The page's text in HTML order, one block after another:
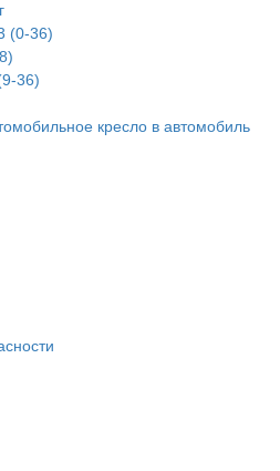
(0-36)
36)
кресло в автомобиль